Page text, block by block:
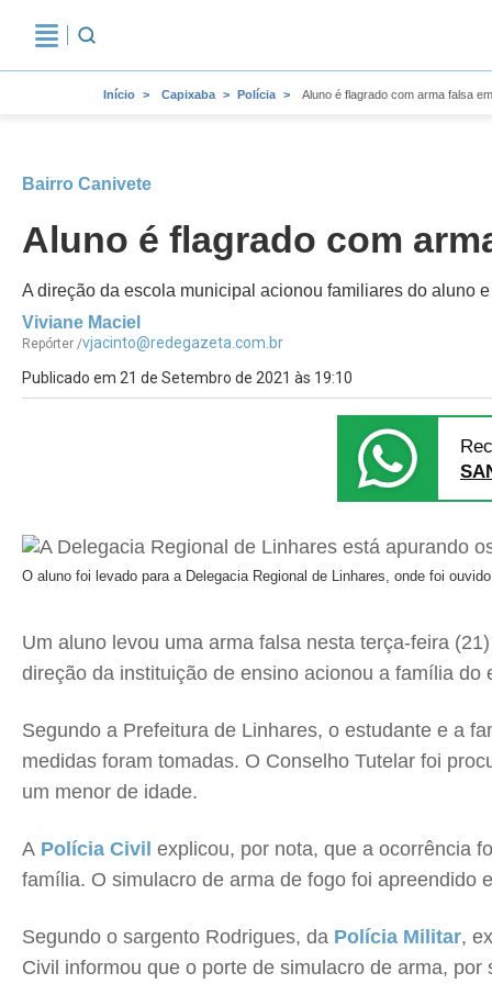
Início Capixaba Polícia Aluno é flagrado com arma falsa
Bairro Canivete
Aluno é flagrado com
A direção da escola municipal acionou familiares do aluno
Viviane Maciel
Repórter /vjacinto@redegazeta.com.br
Publicado em 21 de Setembro de 2021 às 19:10
O aluno foi levado para a Delegacia Regional de Linhares, onde foi
Um aluno levou uma arma falsa nesta terça-feira
direção da instituição de ensino acionou a família
Segundo a Prefeitura de Linhares, o estudante e a
medidas foram tomadas. O Conselho Tutelar foi
um menor de idade.
A Polícia Civil explicou, por nota, que a ocorrência
família. O simulacro de arma de fogo foi apreendido
Segundo o sargento Rodrigues, da Polícia Militar,
Civil informou que o porte de simulacro de arma, por